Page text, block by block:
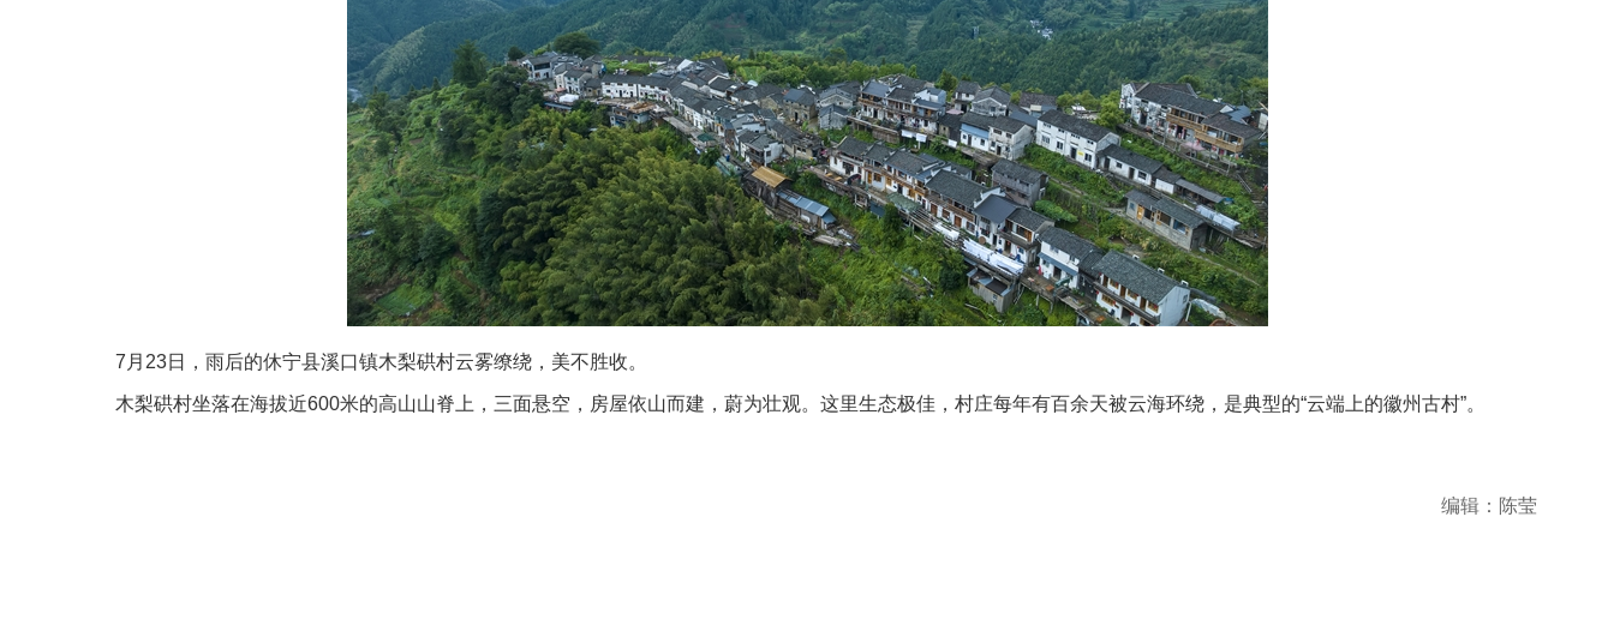
7月23日，雨后的休宁县溪口镇木梨硔村云雾缭绕，美不胜收。
木梨硔村坐落在海拔近600米的高山山脊上，三面悬空，房屋依山而建，蔚为壮观。这里生态极佳，村庄每年有百余天被云海环绕，是典型的“云端上的徽州古村”。
编辑：陈莹